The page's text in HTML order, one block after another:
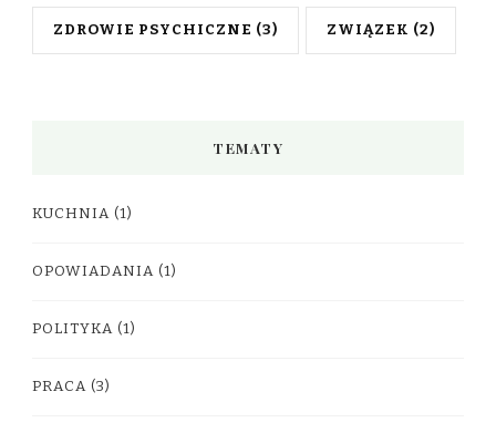
ZDROWIE PSYCHICZNE (3) ZWIĄZEK (2)
TEMATY
KUCHNIA (1)
OPOWIADANIA (1)
POLITYKA (1)
PRACA (3)